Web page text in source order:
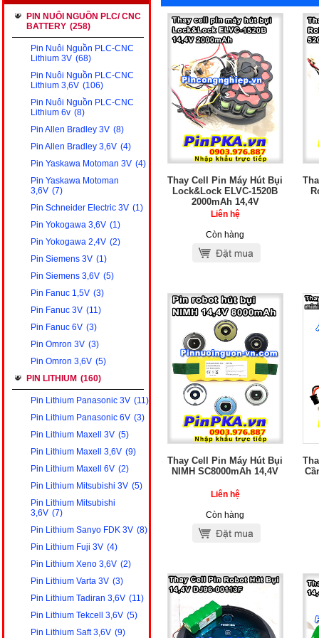
PIN NUÔI NGUỒN PLC/ CNC
BATTERY (258)
Pin Nuôi Nguồn PLC-CNC
Lithium 3V (68)
Pin Nuôi Nguồn PLC-CNC
Lithium 3,6V (106)
Pin Nuôi Nguồn PLC-CNC
Lithium 6v (8)
Pin Allen Bradley 3V (8)
Pin Allen Bradley 3,6V (4)
Pin Yaskawa Motoman 3V (4)
Pin Yaskawa Motoman
3,6V (7)
Pin Schneider Electric 3V (1)
Pin Yokogawa 3,6V (1)
Pin Yokogawa 2,4V (2)
Pin Siemens 3V (1)
Pin Siemens 3,6V (5)
Pin Fanuc 1,5V (3)
Pin Fanuc 3V (11)
Pin Fanuc 6V (3)
Pin Omron 3V (3)
Pin Omron 3,6V (5)
PIN LITHIUM (160)
Pin Lithium Panasonic 3V (11)
Pin Lithium Panasonic 6V (3)
Pin Lithium Maxell 3V (5)
Pin Lithium Maxell 3,6V (9)
Pin Lithium Maxell 6V (2)
Pin Lithium Mitsubishi 3V (5)
Pin Lithium Mitsubishi
3,6V (7)
Pin Lithium Sanyo FDK 3V (8)
Pin Lithium Fuji 3V (4)
Pin Lithium Xeno 3,6V (2)
Pin Lithium Varta 3V (3)
Pin Lithium Tadiran 3,6V (11)
Pin Lithium Tekcell 3,6V (5)
Pin Lithium Saft 3,6V (9)
Thay Cell Pin Máy Hút Bụi
Lock&Lock ELVC-1520B
2000mAh 14,4V
Liên hệ
Còn hàng
Thay Cell Pin Máy Hút Bụi
NIMH SC8000mAh 14,4V
Liên hệ
Còn hàng